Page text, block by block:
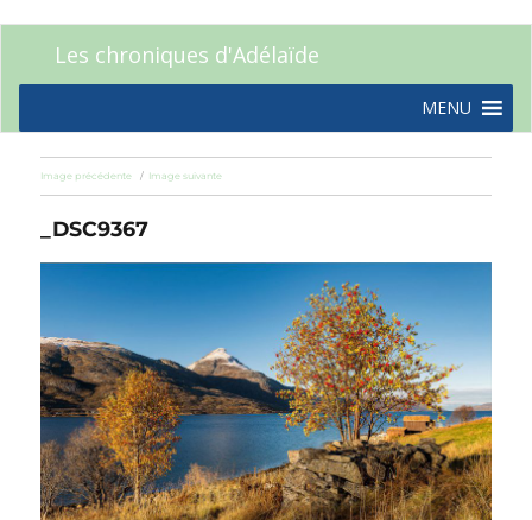
Les chroniques d'Adélaïde
MENU
Image précédente Image suivante
_DSC9367